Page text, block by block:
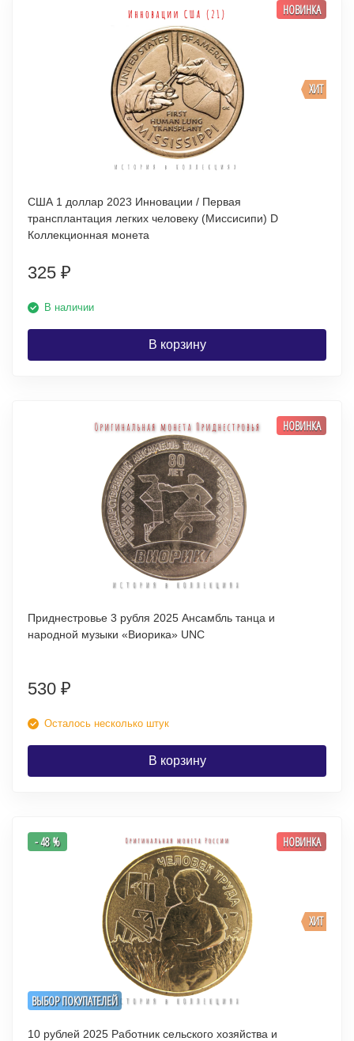
ХИТ
НОВИНКА
США 1 доллар 2023 Инновации / Первая
трансплантация легких человеку (Миссисипи) D
Коллекционная монета
325 ₽
В наличии
В корзину
НОВИНКА
Приднестровье 3 рубля 2025 Ансамбль танца и
народной музыки «Виорика» UNC
530 ₽
Осталось несколько штук
В корзину
ВЫБОР ПОКУПАТЕЛЕЙ
ХИТ
- 48 % НОВИНКА
10 рублей 2025 Работник сельского хозяйства и